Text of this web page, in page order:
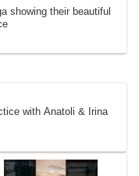
showing their beautiful
with Anatoli & Irina